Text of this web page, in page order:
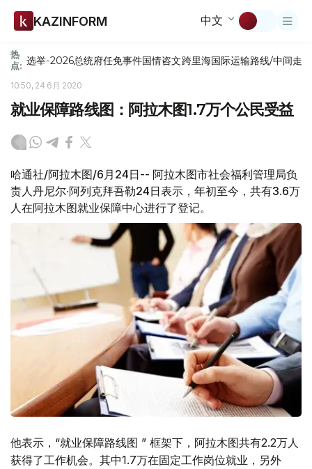
KAZINFORM 中文
热
点: 选举-2026总统府任免事件国情咨文跨里海国际运输路线/中间走廊
10:50, 24 6月 2020
就业保障路线图：阿拉木图1.7万个公民受益
哈通社/阿拉木图/6月24日-- 阿拉木图市社会福利管理局负
责人丹尼尔·阿列克拜吾勒24日表示，年初至今，共有3.6万
人在阿拉木图就业保障中心进行了登记。
他表示，“就业保障路线图 ” 框架下，阿拉木图共有2.2万人
获得了工作机会。其中1.7万在固定工作岗位就业，另外